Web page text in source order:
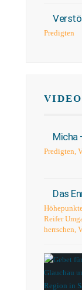
Predigten
Micha
Predigten,
Das
Reifer
herrschen,